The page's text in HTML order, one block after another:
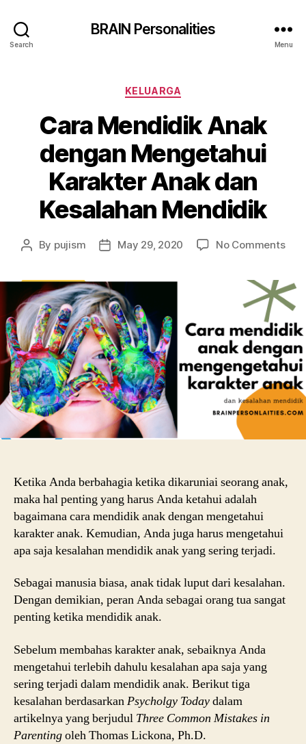
Search
BRAIN Personalities
Menu
Categories
KELUARGA
Cara Mendidik Anak
dengan Mengetahui
Karakter Anak dan
Kesalahan Mendidik
Post
By pujism
PostMay 29, 2020 No Commentson
dan
Ketika Anda berbahagia ketika dikaruniai seorang anak,
maka hal penting yang harus Anda ketahui adalah
bagaimana cara mendidik anak dengan mengetahui
karakter anak. Kemudian, Anda juga harus mengetahui
apa saja kesalahan mendidik anak yang sering terjadi.
Sebagai manusia biasa, anak tidak luput dari kesalahan.
Dengan demikian, peran Anda sebagai orang tua sangat
penting ketika mendidik anak.
Sebelum membahas karakter anak, sebaiknya Anda
mengetahui terlebih dahulu kesalahan apa saja yang
sering terjadi dalam mendidik anak. Berikut tiga
kesalahan berdasarkanPsycholgy Todaydalam
artikelnya yang berjudul Three Common Mistakes in
Parentingoleh Thomas Lickona, Ph.D.